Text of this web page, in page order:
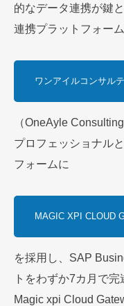
的なデータ連携が鍵
連携プラットフォー
ワンアイルコンサル
（OneAyle
プロフェッショナル
フォームに
MAGIC XPI CLOUD
を採用し、SAP
トをわずか7カ月で
Magic xpi Cloud